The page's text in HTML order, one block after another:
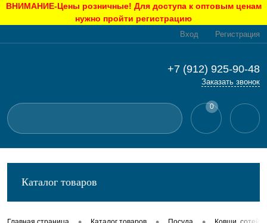
ВНИМАНИЕ-Цены розничные! Для доступа к оптовым ценам
нужно пройти регистрацию
Вход Регистрация
+7 (912) 925-90-48
Заказать звонок
0
Каталог товаров